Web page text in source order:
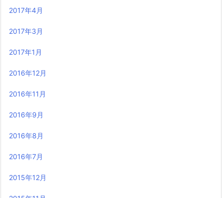
2017年4月
2017年3月
2017年1月
2016年12月
2016年11月
2016年9月
2016年8月
2016年7月
2015年12月